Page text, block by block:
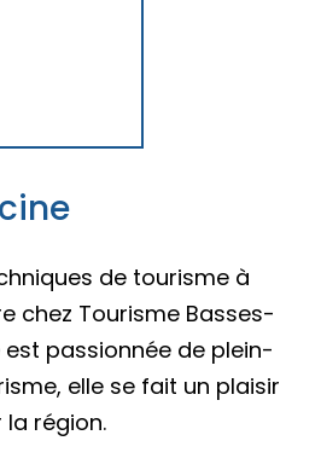
de tourisme à
chez Tourisme Basses-
est passionnée de plein-
elle se fait un plaisir
région.